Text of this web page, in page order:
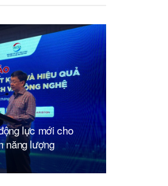
lực mới cho
năng lượng